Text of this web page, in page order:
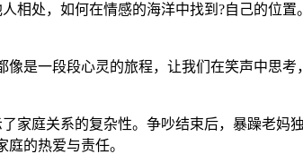
相处，如何在情感的海洋中找到?自己的位
是一段段心灵的旅程，让我们在笑声中思
家庭关系的复杂性。争吵结束后，暴躁老妈
的热爱与责任。